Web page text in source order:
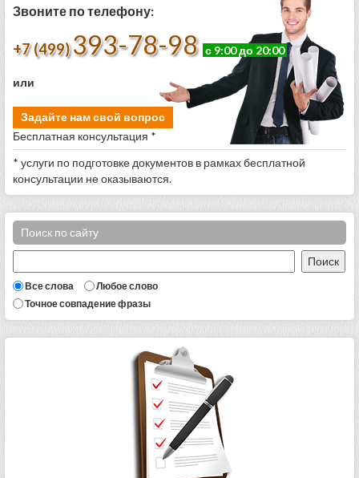
Звоните по телефону:
+7 (499) 393-78-98 с 9:00 до 20:00
или
Задайте нам свой вопрос
Бесплатная консультация *
* услуги по подготовке документов в рамках бесплатной
консультации не оказываются.
Поиск по сайту
Все слова
Любое слово
Точное совпадение фразы